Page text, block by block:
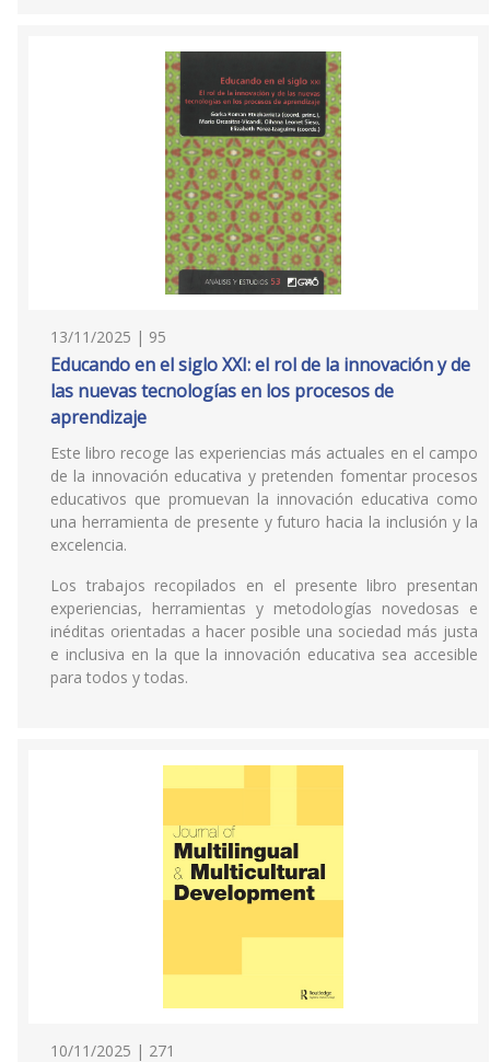
13/11/2025 | 95
Educando en el siglo XXI: el rol de la innovación y de
las nuevas tecnologías en los procesos de
aprendizaje
Este libro recoge las experiencias más actuales en el campo
de la innovación educativa y pretenden fomentar procesos
educativos que promuevan la innovación educativa como
una herramienta de presente y futuro hacia la inclusión y la
excelencia.
Los trabajos recopilados en el presente libro presentan
experiencias, herramientas y metodologías novedosas e
inéditas orientadas a hacer posible una sociedad más justa
e inclusiva en la que la innovación educativa sea accesible
para todos y todas.
10/11/2025 | 271